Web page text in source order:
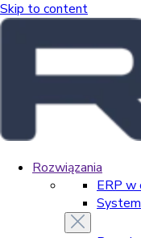
Skip to content
Rozwiązania
ERP w